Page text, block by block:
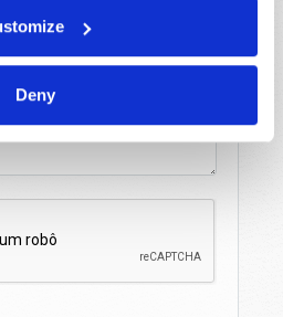
Deny